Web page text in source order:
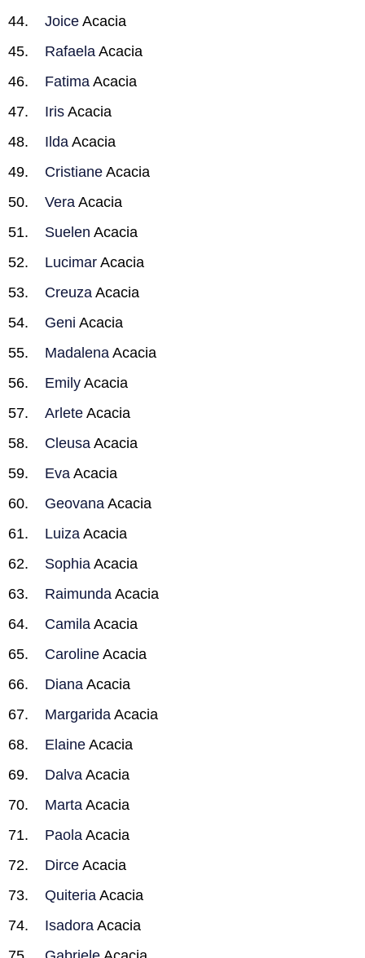
Joice Acacia
Rafaela Acacia
Fatima Acacia
Iris Acacia
Ilda Acacia
Cristiane Acacia
Vera Acacia
Suelen Acacia
Lucimar Acacia
Creuza Acacia
Geni Acacia
Madalena Acacia
Emily Acacia
Arlete Acacia
Cleusa Acacia
Eva Acacia
Geovana Acacia
Luiza Acacia
Sophia Acacia
Raimunda Acacia
Camila Acacia
Caroline Acacia
Diana Acacia
Margarida Acacia
Elaine Acacia
Dalva Acacia
Marta Acacia
Paola Acacia
Dirce Acacia
Quiteria Acacia
Isadora Acacia